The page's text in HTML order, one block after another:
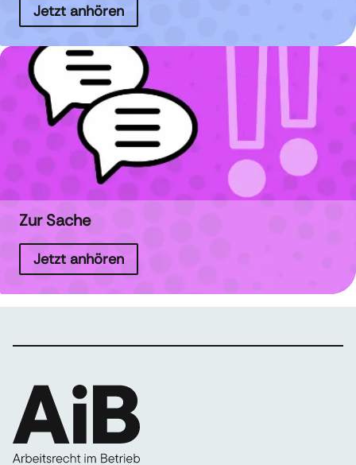
Jetzt anhören
Zur Sache
Jetzt anhören